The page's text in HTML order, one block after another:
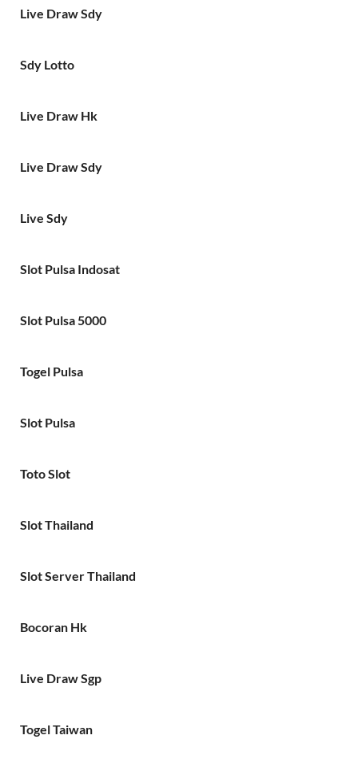
Live Draw Sdy
Sdy Lotto
Live Draw Hk
Live Draw Sdy
Live Sdy
Slot Pulsa Indosat
Slot Pulsa 5000
Togel Pulsa
Slot Pulsa
Toto Slot
Slot Thailand
Slot Server Thailand
Bocoran Hk
Live Draw Sgp
Togel Taiwan